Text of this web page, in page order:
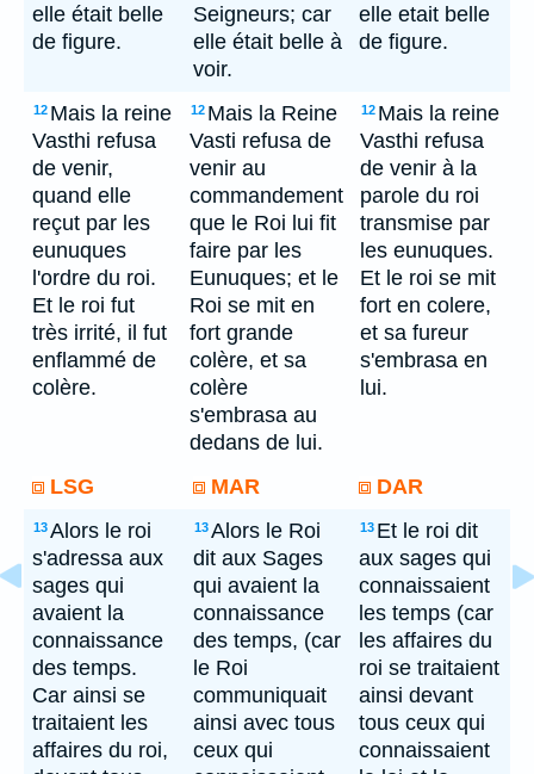
elle était belle
de figure.
Seigneurs; car
elle était belle à
voir.
elle etait belle
de figure.
12 Mais la reine
Vasthi refusa
de venir,
quand elle
reçut par les
eunuques
l'ordre du roi.
Et le roi fut
très irrité, il fut
enflammé de
colère.
12 Mais la Reine
Vasti refusa de
venir au
commandement
que le Roi lui fit
faire par les
Eunuques; et le
Roi se mit en
fort grande
colère, et sa
colère
s'embrasa au
dedans de lui.
12 Mais la reine
Vasthi refusa
de venir à la
parole du roi
transmise par
les eunuques.
Et le roi se mit
fort en colere,
et sa fureur
s'embrasa en
lui.
LSG MAR DAR
13Alors le roi
s'adressa aux
sages qui
avaient la
connaissance
des temps.
Car ainsi se
traitaient les
affaires du roi,
13Alors le Roi
dit aux Sages
qui avaient la
connaissance
des temps, (car
le Roi
communiquait
ainsi avec tous
ceux qui
13 Et le roi dit
aux sages qui
connaissaient
les temps (car
les affaires du
roi se traitaient
ainsi devant
tous ceux qui
connaissaient